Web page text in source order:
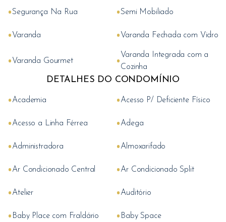
•Segurança Na Rua •Semi Mobiliado
•Varanda •Varanda Fechada com Vidro
•Varanda Gourmet •Varanda Integrada com a
Cozinha
DETALHES DO CONDOMÍNIO
•Academia •Acesso P/ Deficiente Físico
•Acesso a Linha Férrea •Adega
•Administradora •Almoxarifado
•Ar Condicionado Central •Ar Condicionado Split
•Atelier •Auditório
• Baby Place com Fraldário • Baby Space